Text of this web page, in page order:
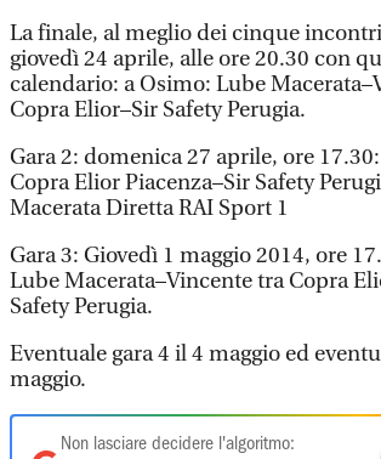
La finale, al meglio dei cinque
giovedì 24 aprile, alle ore 20.30 con
calendario: a Osimo: Lube
Copra Elior–Sir Safety Perugia.
Gara 2: domenica 27 aprile, ore
Copra Elior Piacenza–Sir Safety
Macerata Diretta RAI Sport 1
Gara 3: Giovedì 1 maggio 2014, ore
Lube Macerata–Vincente tra Copra
Safety Perugia.
Eventuale gara 4 il 4 maggio ed
maggio.
Non lasciare decidere l'algoritmo: